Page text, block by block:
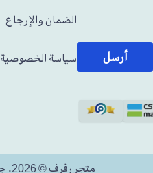
أرسل
الضمان والإرجاع
سياسة الخصوصية
متجر رفرف © 2026. جميع الحقوق محفوظة | تطوير فريق رفرف